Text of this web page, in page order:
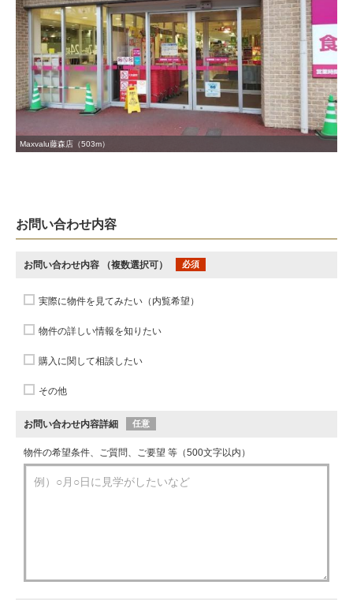
Maxvalu藤森店（503m）
お問い合わせ内容
お問い合わせ内容 （複数選択可） 必須
実際に物件を見てみたい（内覧希望）
物件の詳しい情報を知りたい
購入に関して相談したい
その他
お問い合わせ内容詳細 任意
物件の希望条件、ご質問、ご要望 等（500文字以内）